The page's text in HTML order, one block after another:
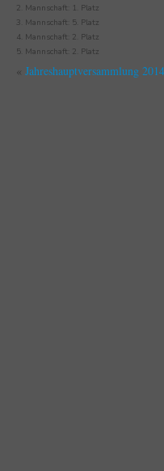
2. Mannschaft: 1. Platz
3. Mannschaft: 5. Platz
4. Mannschaft: 2. Platz
5. Mannschaft: 2. Platz
« Jahreshauptversammlung 2014